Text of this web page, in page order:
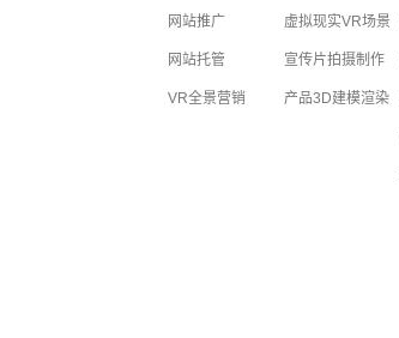
网站推广
网站托管
VR全景营销
虚拟现实VR场景
宣传片拍摄制作
产品3D建模渲染